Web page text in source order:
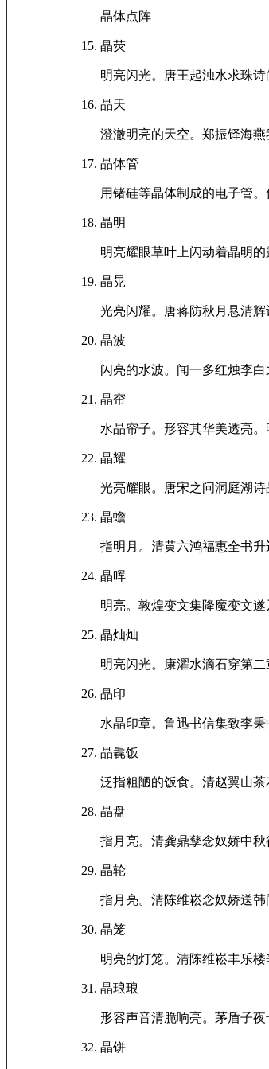
晶体点阵
晶荧
明亮闪光。唐王起浊水求珠
晶天
澄澈明亮的天空。郑振铎海
晶体管
用锗硅等晶体制成的电子管
晶明
明亮耀眼草叶上闪动着晶明
晶晃
光亮闪耀。唐蒋防秋月悬清
晶波
闪亮的水波。闻一多红烛李
晶帘
水晶帘子。形容其华美透亮
晶耀
光亮耀眼。唐宋之问洞庭湖
晶蟾
指明月。清黄六鸿福惠全书升
晶晖
明亮。敦煌变文集降魔变文
晶灿灿
明亮闪光。康濯水滴石穿第
晶印
水晶印章。鲁迅书信集致李秉
晶毳饭
泛指粗陋的饭食。清赵翼山
晶盘
指月亮。清龚鼎孳念奴娇中
晶轮
指月亮。清陈维崧念奴娇送
晶笼
明亮的灯笼。清陈维崧丰乐
晶琅琅
形容声音清脆响亮。茅盾子
晶饼